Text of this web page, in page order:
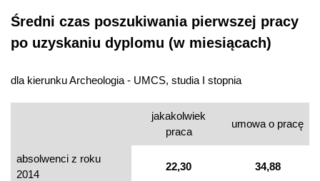
Średni czas poszukiwania pierwszej pracy
po uzyskaniu dyplomu (w miesiącach)
dla kierunku Archeologia - UMCS, studia I stopnia
jakakolwiek
praca
umowa o pracę
absolwenci z roku
2014
22,30 34,88